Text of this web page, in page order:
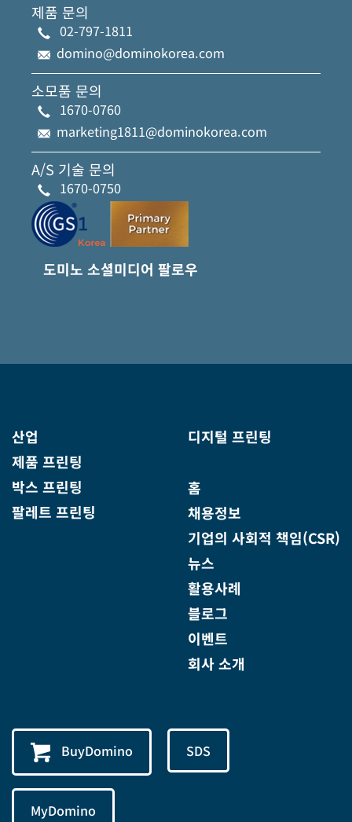
제품 문의
02-797-1811
domino@dominokorea.com
소모품 문의
1670-0760
marketing1811@dominokorea.com
A/S 기술 문의
1670-0750
도미노 소셜미디어 팔로우
산업
제품 프린팅
박스 프린팅
팔레트 프린팅
디지털 프린팅
홈
채용정보
기업의 사회적 책임(CSR)
뉴스
활용사례
블로그
이벤트
회사 소개
BuyDomino SDS
MyDomino